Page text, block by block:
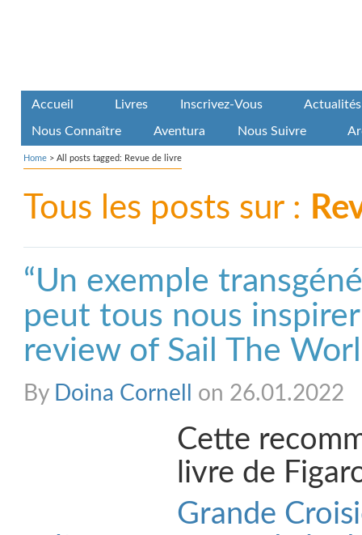
Accueil Livres Inscrivez-Vous Actualités
Nous Connaître Aventura Nous Suivre
Home > All posts tagged: Revue de livre
Tous les posts sur :
“Un exemple
peut tous nous
review of Sail The
By Doina Cornell on 26.01.2022
Cette
livre de
Grande